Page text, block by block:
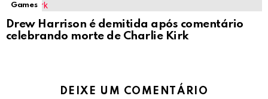
Games
Drew Harrison é demitida após comentário
celebrando morte de Charlie Kirk
DEIXE UM COMENTÁRIO